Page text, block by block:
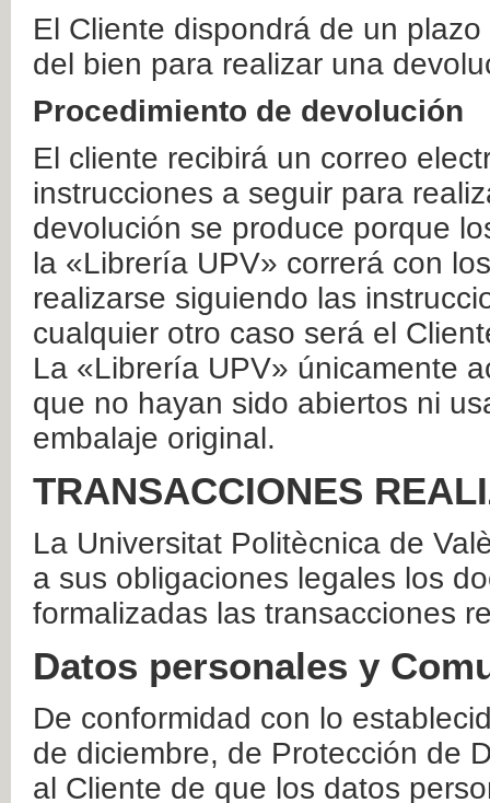
El Cliente dispondrá de un
del bien para realizar una
Procedimiento de devolución
El cliente recibirá un correo
instrucciones a seguir para
devolución se produce porque
la «Librería UPV» correrá con
realizarse siguiendo las
cualquier otro caso será el
La «Librería UPV» únicamente
que no hayan sido abiertos ni
embalaje original.
TRANSACCIONES
La Universitat Politècnica de
a sus obligaciones legales los
formalizadas las transacciones
Datos personales y
De conformidad con lo
de diciembre, de Protección de
al Cliente de que los datos